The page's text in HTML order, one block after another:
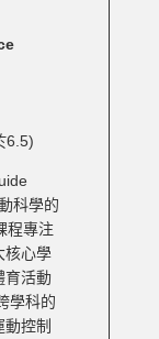
6.5)
科學的
程專注
核心學
育活動
學科的
動控制